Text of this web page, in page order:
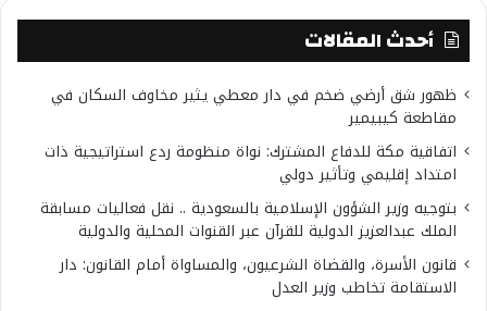
أحدث المقالات
ظهور شق أرضي ضخم في دار معطي يثير مخاوف السكان في
مقاطعة كيبيمير
اتفاقية مكة للدفاع المشترك: نواة منظومة ردع استراتيجية ذات
امتداد إقليمي وتأثير دولي
بتوجيه وزير الشؤون الإسلامية بالسعودية .. نقل فعاليات مسابقة
الملك عبدالعزيز الدولية للقرآن عبر القنوات المحلية والدولية
قانون الأسرة، والقضاة الشرعيون، والمساواة أمام القانون: دار
الاستقامة تخاطب وزير العدل